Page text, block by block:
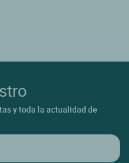
y toda la actualidad de